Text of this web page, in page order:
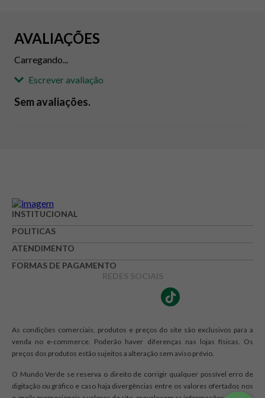
AVALIAÇÕES
Carregando...
Escrever avaliação
★★★☆
Seu nome
Escrever avaliação
Sem avaliações.
INSTITUCIONAL
POLITICAS
ATENDIMENTO
FORMAS DE PAGAMENTO
REDES SOCIAIS
As condições comerciais, produtos e preços do site são exclusivos para a
venda no e-commerce. Poderão haver diferenças nas lojas físicas. Os
preços dos produtos estão sujeitos a alteração sem aviso prévio.
O Mundo Verde se reserva o direito de corrigir qualquer possível erro de
digitação ou gráfico e caso haja divergências entre os valores ofertados nos